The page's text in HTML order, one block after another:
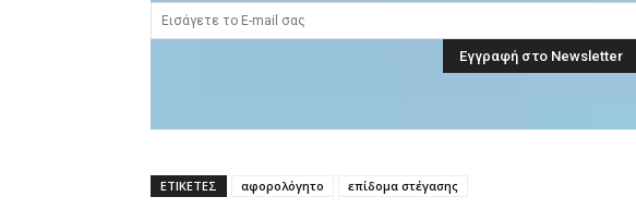
ΕΤΙΚΕΤΕΣ αφορολόγητο επίδομα στέγασης